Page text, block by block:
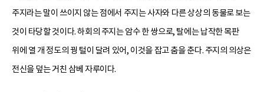
주지라는 말이 쓰이지 않는 점에서 주지는 사자와 다른 상상의 동물로 보는
것이 타당할 것이다. 하회의 주지는 암수 한 쌍으로, 탈에는 납작한 목판
위에 열 개 정도의 꿩 털이 달려 있어, 이것을 잡고 춤을 춘다. 주지의 의상은
전신을 덮는 거친 삼베 자루이다.